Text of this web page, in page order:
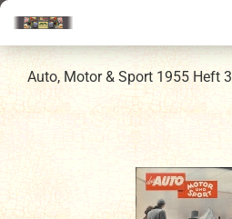
Auto, Motor & Sport 1955 Heft 3